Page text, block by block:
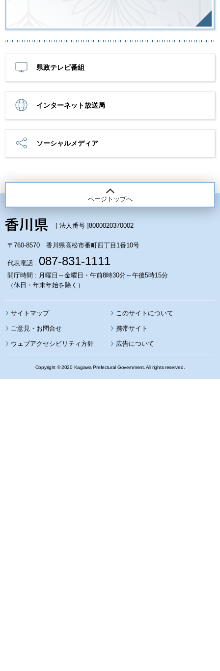
県政テレビ番組
インターネット放送局
ソーシャルメディア
ページトップへ
[ 法人番号 ]8000020370002
〒760-8570 香川県高松市番町四丁目1番10号
代表電話 : 087-831-1111
開庁時間 : 月曜日～金曜日・午前8時30分～午後5時15分
（休日・年末年始を除く）
サイトマップ このサイトについて
携帯サイト
ウェブアクセシビリティ方針 広告について
Copyright © 2020 Kagawa Prefectural Government. All rights reserved.